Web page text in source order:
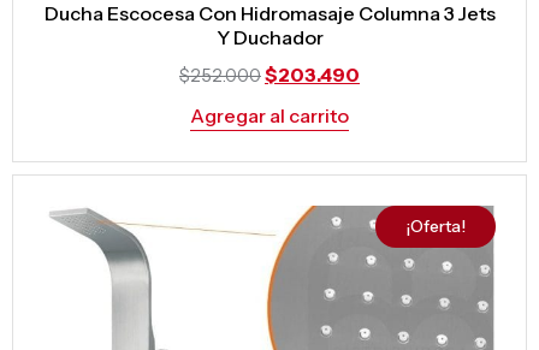
Ducha Escocesa Con Hidromasaje Columna 3 Jets
Y Duchador
$252.000$203.490
Agregar al carrito
¡Oferta!